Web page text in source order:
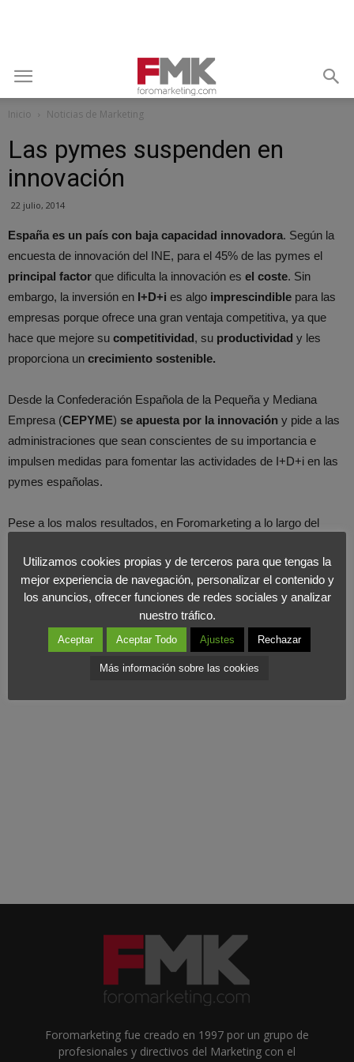
Inicio Noticias de Marketing
Las pymes suspenden en
innovación
22 julio, 2014
España es un país con baja capacidad innovadora. Según la
encuesta de innovación del INE, para el 45% de las pymes el
principal factor que dificulta la innovación es el coste. Sin
embargo, la inversión en I+D+i es algo imprescindible para las
empresas porque ofrece una gran ventaja competitiva, ya que
hace que mejore su competitividad, su productividad y les
proporciona un crecimiento sostenible.
Desde la Confederación Española de la Pequeña y Mediana
Empresa (CEPYME) se apuesta por la innovación y pide a las
administraciones que sean conscientes de su importancia e
impulsen medidas para fomentar las actividades de I+D+i en las
pymes españolas.
Pese a los malos resultados, en Foromarketing a lo largo del
españoles apuestan por la innovación. Casos como el de
Astedeco, que innova en el campo del 3D yBulilanga, que
mediante la narrativa transmedia busca poner al alcance de todos
una narrativa interactiva e innovadora.
Foromarketing fue creado en 1997 por un grupo de
profesionales y directivos del Marketing con el
Utilizamos cookies propias y de terceros para que tengas la
mejor experiencia de navegación, personalizar el contenido y
los anuncios, ofrecer funciones de redes sociales y analizar
nuestro tráfico.
Aceptar Aceptar Todo Ajustes Rechazar
Más información sobre las cookies